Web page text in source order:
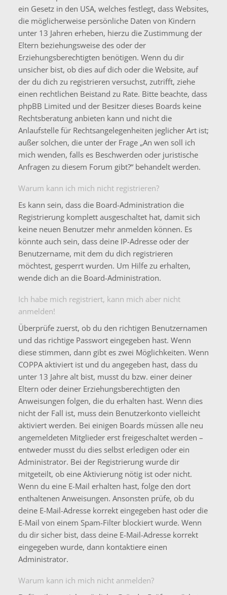
ein Gesetz in den USA, welches festlegt, dass Websites,
die möglicherweise persönliche Daten von Kindern
unter 13 Jahren erheben, hierzu die Zustimmung der
Eltern beziehungsweise des oder der
Erziehungsberechtigten benötigen. Wenn du dir
unsicher bist, ob dies auf dich oder die Website, auf
der du dich zu registrieren versuchst, zutrifft, ziehe
einen rechtlichen Beistand zu Rate. Bitte beachte, dass
phpBB Limited und der Besitzer dieses Boards keine
Rechtsberatung anbieten kann und nicht die
Anlaufstelle für Rechtsangelegenheiten jeglicher Art ist;
außer solchen, die unter der Frage „An wen soll ich
mich wenden, falls es Beschwerden oder juristische
Anfragen zu diesem Forum gibt?“ behandelt werden.
Warum kann ich mich nicht registrieren?
Es kann sein, dass die Board-Administration die
Registrierung komplett ausgeschaltet hat, damit sich
keine neuen Benutzer mehr anmelden können. Es
könnte auch sein, dass deine IP-Adresse oder der
Benutzername, mit dem du dich registrieren
möchtest, gesperrt wurden. Um Hilfe zu erhalten,
wende dich an die Board-Administration.
Ich habe mich registriert, kann mich aber nicht
anmelden!
Überprüfe zuerst, ob du den richtigen Benutzernamen
und das richtige Passwort eingegeben hast. Wenn
diese stimmen, dann gibt es zwei Möglichkeiten. Wenn
COPPAaktiviert ist und du angegeben hast, dass du
unter 13 Jahre alt bist, musst du bzw. einer deiner
Eltern oder deiner Erziehungsberechtigten den
Anweisungen folgen, die du erhalten hast. Wenn dies
nicht der Fall ist, muss dein Benutzerkonto vielleicht
aktiviert werden. Bei einigen Boards müssen alle neu
angemeldeten Mitglieder erst freigeschaltet werden –
entweder musst du dies selbst erledigen oder ein
Administrator. Bei der Registrierung wurde dir
mitgeteilt, ob eine Aktivierung nötig ist oder nicht.
Wenn du eine E-Mail erhalten hast, folge den dort
enthaltenen Anweisungen. Ansonsten prüfe, ob du
deine E-Mail-Adresse korrekt eingegeben hast oder die
E-Mail von einem Spam-Filter blockiert wurde. Wenn
du dir sicher bist, dass deine E-Mail-Adresse korrekt
eingegeben wurde, dann kontaktiere einen
Administrator.
Warum kann ich mich nicht anmelden?